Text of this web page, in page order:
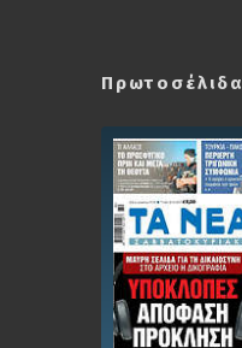
Πρωτοσέλιδα